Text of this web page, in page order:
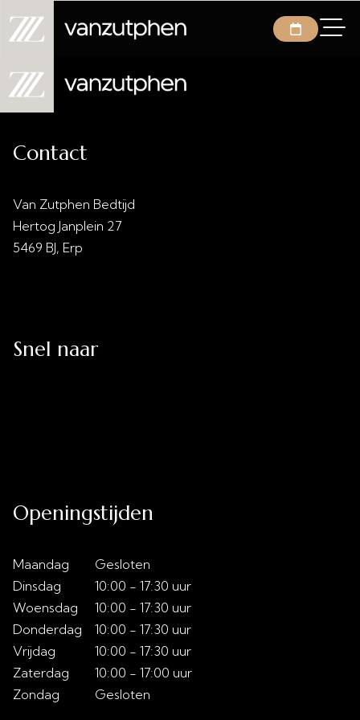
Contact
Van Zutphen Bedtijd
Hertog Janplein 27
5469 BJ, Erp
Snel naar
Openingstijden
Maandag
Dinsdag
Woensdag
Donderdag
Vrijdag
Zaterdag
Zondag
Gesloten
10:00 - 17:30 uur
10:00 - 17:30 uur
10:00 - 17:30 uur
10:00 - 17:30 uur
10:00 - 17:00 uur
Gesloten